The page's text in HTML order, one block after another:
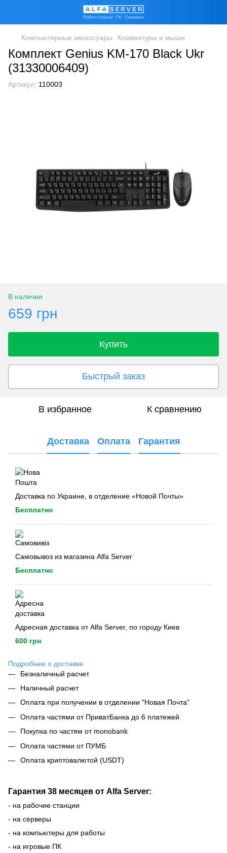
Компьютерные аксессуары Клавиатуры и мыши
Комплект Genius KM-170 Black Ukr
(31330006409)
Артикул: 110003
В наличии
659 грн
Купить
Быстрый заказ
В избранное К сравнению
Доставка Оплата Гарантия
Доставка по Украине, в отделение «Новой Почты»
Бесплатно
Самовывоз из магазина Alfa Server
Бесплатно
Адресная доставка от Alfa Server, по городу Киев
600 грн
Подробнее о доставке
Безналичный расчет
Наличный расчет
Оплата при получении в отделении "Новая Почта"
Оплата частями от ПриватБанка до 6 платежей
Покупка по частям от monobank
Оплата частями от ПУМБ
Оплата криптовалютой (USDT)
Гарантия 38 месяцев от Alfa Server:
- на рабочие станции
- на серверы
- на компьютеры для работы
- на игровые ПК